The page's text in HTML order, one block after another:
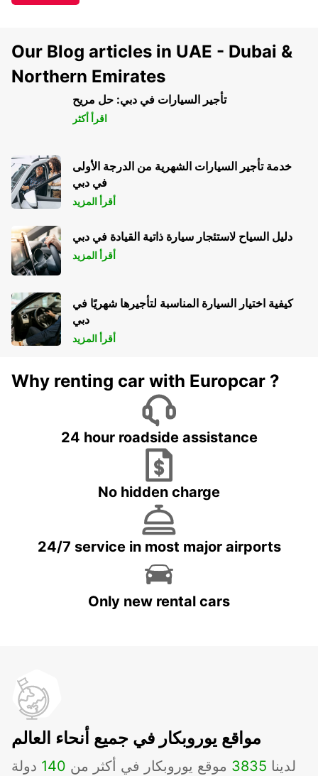
Our Blog articles in UAE - Dubai &
Northern Emirates
تأجير السيارات في دبي: حل مريح
اقرأ أكثر
خدمة تأجير السيارات الشهرية من الدرجة الأولى
في دبي
أقرأ المزيد
دليل السياح لاستئجار سيارة ذاتية القيادة في دبي
أقرأ المزيد
كيفية اختيار السيارة المناسبة لتأجيرها شهريًا في
دبي
أقرأ المزيد
Why renting car with Europcar ?
24 hour roadside assistance
No hidden charge
24/7 service in most major airports
Only new rental cars
مواقع يوروبكار في جميع أنحاء العالم
لدينا 3835 موقع يوروبكار في أكثر من 140 دولة